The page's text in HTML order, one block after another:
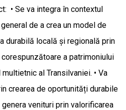
• Se va integra în contextul
de a crea un model de
durabilă locală și regională prin
a patrimoniului
al Transilvaniei. • Va
crearea de oportunități durabile
venituri prin valorificarea